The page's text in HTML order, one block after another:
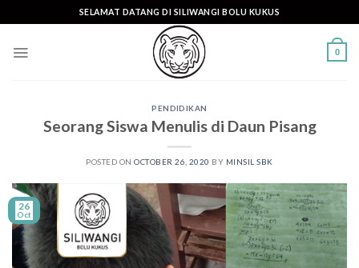
to
SELAMAT DATANG DI SILIWANGI BOLU KUKUS
0
PENDIDIKAN
Seorang Siswa Menulis di Daun Pisang
POSTED ONOCTOBER 26, 2020 BY MINSIL SBK
26
Oct